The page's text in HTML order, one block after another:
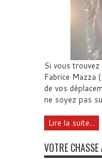
Si vous
Fabrice Mazza
de vos
ne soyez pas
Lire la suite...
VOTRE